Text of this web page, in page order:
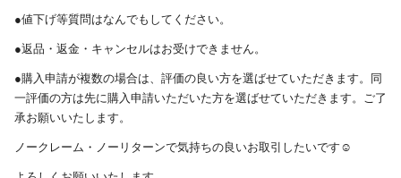
●値下げ等質問はなんでもしてください。
●返品・返金・キャンセルはお受けできません。
●購入申請が複数の場合は、評価の良い方を選ばせていただきます。同
一評価の方は先に購入申請いただいた方を選ばせていただきます。ご了
承お願いいたします。
ノークレーム・ノーリターンで気持ちの良いお取引したいです☺️